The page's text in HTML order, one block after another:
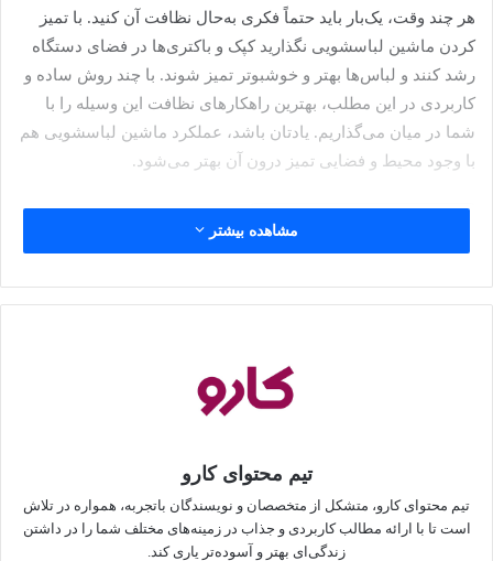
هر چند وقت، یک‌بار باید حتماً فکری به‌حال نظافت آن کنید. با تمیز
کردن ماشین لباسشویی نگذارید کپک و باکتری‌ها در فضای دستگاه
رشد کنند و لباس‌ها بهتر و خوشبوتر تمیز شوند. با چند روش ساده و
کاربردی در این مطلب، بهترین راهکارهای نظافت این وسیله را با
شما در میان می‌گذاریم. یادتان باشد، عملکرد ماشین لباسشویی هم
با وجود محیط و فضایی تمیز درون آن بهتر می‌شود.
فهرست مطالب
چرا باید ماشین لباسشویی را تمیز
بعضی‌ها فکر می‌کنند که ماشین لباسشویی، اساساً وسیله‌ای
تمیزکننده است و دیگر نیازی نیست که آن را تمیز کنند. اگر شما هم
نظافت این دستگاه باشد، به‌دلایل زیر:
افزایش عمر دستگاه؛
مشاهده بیشتر
تیم محتوای کارو
تیم محتوای کارو، متشکل از متخصصان و نویسندگان باتجربه، همواره در تلاش
است تا با ارائه مطالب کاربردی و جذاب در زمینه‌های مختلف شما را در داشتن
زندگی‌ای بهتر و آسوده‌تر یاری کند.